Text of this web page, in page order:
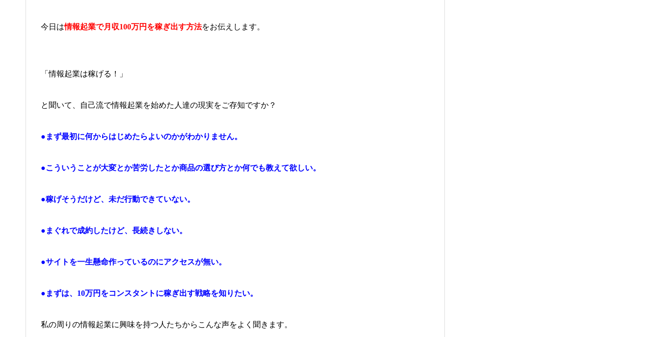
今日は情報起業で月収100万円を稼ぎ出す方法をお伝えします。
「情報起業は稼げる！」
と聞いて、自己流で情報起業を始めた人達の現実をご存知ですか？
●まず最初に何からはじめたらよいのかがわかりません。
●こういうことが大変とか苦労したとか商品の選び方とか何でも教えて欲しい。
●稼げそうだけど、未だ行動できていない。
●まぐれで成約したけど、長続きしない。
●サイトを一生懸命作っているのにアクセスが無い。
●まずは、10万円をコンスタントに稼ぎ出す戦略を知りたい。
私の周りの情報起業に興味を持つ人たちからこんな声をよく聞きます。